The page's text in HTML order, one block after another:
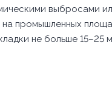
выбросами
на промышленных
не больше 15–25